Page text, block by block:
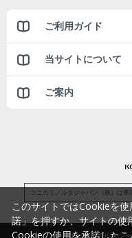
ご利用ガイド
当サイトについて
ご案内
コニカミノルタジャパン（株）は
コニカミノルタジ
このサイトではCookieを
諾」を押すか、サイトの使
Cookieの使用を承諾した